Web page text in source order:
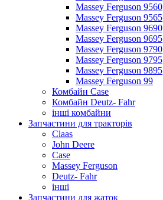
Massey Ferguson 9560
Massey Ferguson 9565
Massey Ferguson 9690
Massey Ferguson 9695
Massey Ferguson 9790
Massey Ferguson 9795
Massey Ferguson 9895
Massey Ferguson 99
Комбайн Case
Комбайн Deutz- Fahr
інші комбайни
Запчастини для тракторів
Claas
John Deere
Case
Massey Ferguson
Deutz- Fahr
інші
Запчастини для жаток